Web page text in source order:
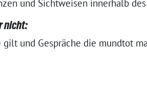
und Sichtweisen inner­halb
nicht:
und Gespräche die mund­tot